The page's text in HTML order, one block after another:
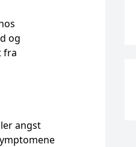
og
fra
angst